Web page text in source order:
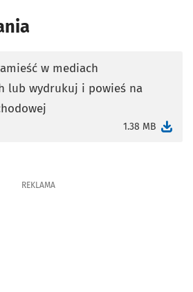
w mediach
lub wydrukuj i powieś na
1.38 MB
karcie
REKLAMA